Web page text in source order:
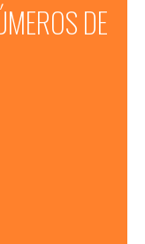
DE